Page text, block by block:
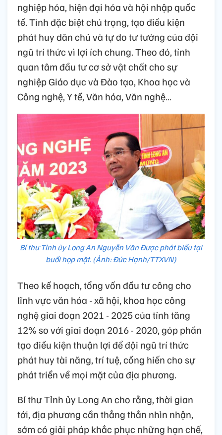
nghiệp hóa, hiện đại hóa và hội nhập quốc
tế. Tỉnh đặc biệt chú trọng, tạo điều kiện
phát huy dân chủ và tự do tư tưởng của đội
ngũ trí thức vì lợi ích chung. Theo đó, tỉnh
quan tâm đầu tư cơ sở vật chất cho sự
nghiệp Giáo dục và Đào tạo, Khoa học và
Công nghệ, Y tế, Văn hóa, Văn nghệ…
Bí thư Tỉnh ủy Long An Nguyễn Văn Được phát biểu tại
buổi họp mặt. (Ảnh: Đức Hạnh/TTXVN)
Theo kế hoạch, tổng vốn đầu tư công cho
lĩnh vực văn hóa - xã hội, khoa học công
nghệ giai đoạn 2021 - 2025 của tỉnh tăng
12% so với giai đoạn 2016 - 2020, góp phần
tạo điều kiện thuận lợi để đội ngũ trí thức
phát huy tài năng, trí tuệ, cống hiến cho sự
phát triển về mọi mặt của địa phương.
Bí thư Tỉnh ủy Long An cho rằng, thời gian
tới, địa phương cần thẳng thắn nhìn nhận,
sớm có giải pháp khắc phục những hạn chế,